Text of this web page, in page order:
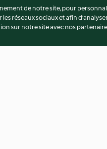
de notre site, pour
réseaux sociaux et afin
sur notre site avec nos